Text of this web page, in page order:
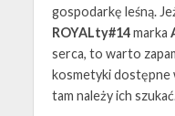
gospodarkę leśną.
ROYALty#14marka
serca, to warto
kosmetyki dostępne
tam należy ich